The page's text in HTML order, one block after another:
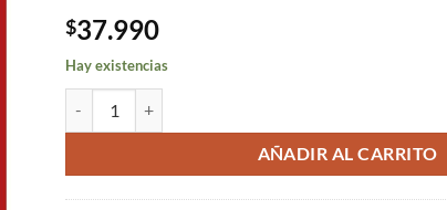
$37.990
Hay existencias
AÑADIR AL CARRITO